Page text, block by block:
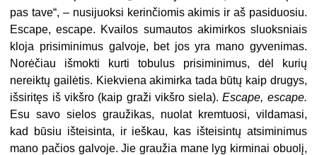
pas tave“, – nusijuoksi kerinčiomis akimis ir aš pasiduosiu.
Escape,escape. Kvailos sumautos akimirkos sluoksniais
kloja prisiminimus galvoje, bet jos yra mano gyvenimas.
Norėčiau išmokti kurti tobulus prisiminimus, dėl kurių
nereiktų gailėtis. Kiekviena akimirka tada būtų kaip drugys,
išsiritęs iš vikšro (kaip graži vikšro siela).Escape, escape.
Esu savo sielos graužikas, nuolat kremtuosi, vildamasi,
kad būsiu išteisinta, ir ieškau, kas išteisintų atsiminimus
mano pačios galvoje. Jie graužia mane lyg kirminai obuolį,